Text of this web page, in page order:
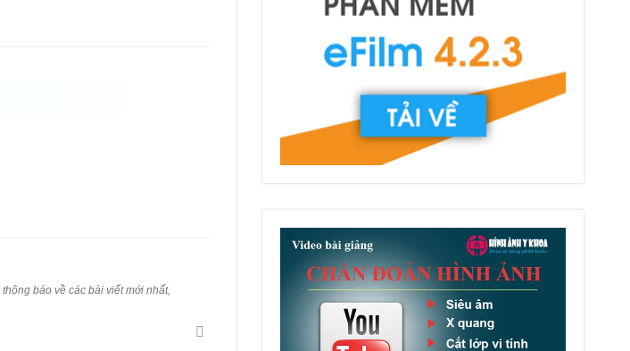
báo về các bài viết mới nhất,